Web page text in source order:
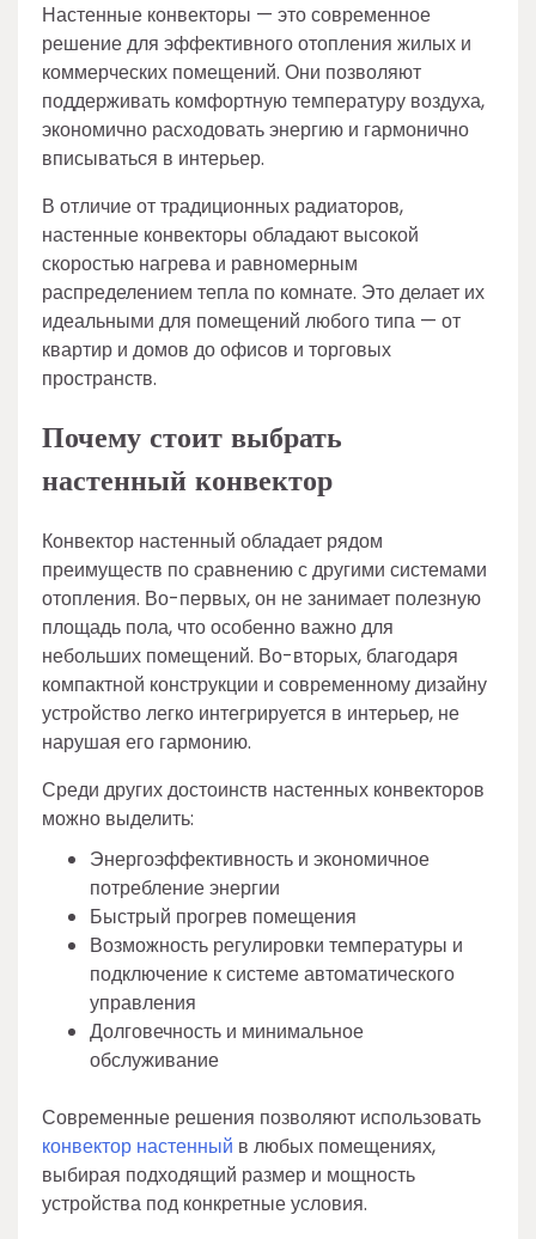
Настенные конвекторы — это современное
решение для эффективного отопления жилых и
коммерческих помещений. Они позволяют
поддерживать комфортную температуру воздуха,
экономично расходовать энергию и гармонично
вписываться в интерьер.
В отличие от традиционных радиаторов,
настенные конвекторы обладают высокой
скоростью нагрева и равномерным
распределением тепла по комнате. Это делает их
идеальными для помещений любого типа — от
квартир и домов до офисов и торговых
пространств.
Почему стоит выбрать
настенный конвектор
Конвектор настенный обладает рядом
преимуществ по сравнению с другими системами
отопления. Во-первых, он не занимает полезную
площадь пола, что особенно важно для
небольших помещений. Во-вторых, благодаря
компактной конструкции и современному дизайну
устройство легко интегрируется в интерьер, не
нарушая его гармонию.
Среди других достоинств настенных конвекторов
можно выделить:
Энергоэффективность и экономичное
потребление энергии
Быстрый прогрев помещения
Возможность регулировки температуры и
подключение к системе автоматического
управления
Долговечность и минимальное
обслуживание
Современные решения позволяют использовать
конвектор настенный в любых помещениях,
выбирая подходящий размер и мощность
устройства под конкретные условия.